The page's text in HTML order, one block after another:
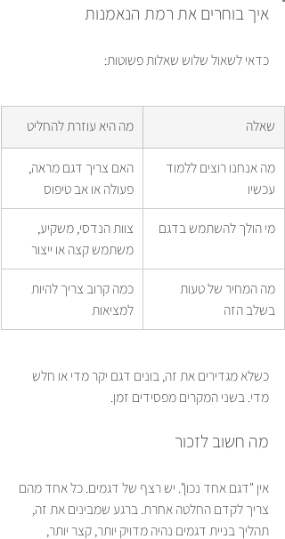
איך בוחרים את רמת הנאמנות
כדאי לשאול שלוש שאלות פשוטות:
שאלה מה היא עוזרת להחליט
מה אנחנו רוצים ללמוד
עכשיו
האם צריך דגם מראה,
פעולה או אב טיפוס
מי הולך להשתמש בדגם
צוות הנדסי, משקיע,
משתמש קצה או ייצור
מה המחיר של טעות
בשלב הזה
כמה קרוב צריך להיות
למציאות
כשלא מגדירים את זה, בונים דגם יקר מדי או חלש
מדי. בשני המקרים מפסידים זמן.
מה חשוב לזכור
אין "דגם אחד נכון". יש רצף של דגמים. כל אחד מהם
צריך לקדם החלטה אחרת. ברגע שמבינים את זה,
תהליך בניית דגמים נהיה מדויק יותר, קצר יותר,